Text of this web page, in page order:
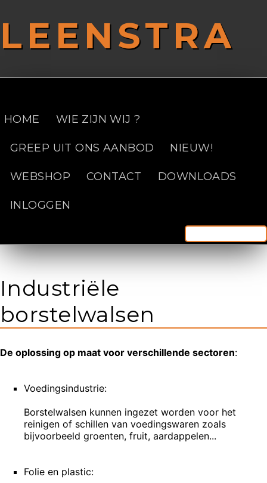
LEENSTRA
HOME WIE ZIJN WIJ ?
GREEP UIT ONS AANBOD NIEUW!
WEBSHOP CONTACT DOWNLOADS
INLOGGEN
Industriële
borstelwalsen
De oplossing op maat voor verschillende sectoren:
Voedingsindustrie:
Borstelwalsen kunnen ingezet worden voor het
reinigen of schillen van voedingswaren zoals
bijvoorbeeld groenten, fruit, aardappelen...
Folie en plastic: